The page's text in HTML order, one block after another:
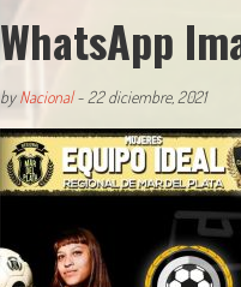
WhatsApp
byNacional- 22 diciembre, 2021